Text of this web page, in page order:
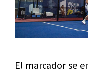
El marcador se